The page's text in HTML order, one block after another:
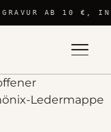
GRAVUR AB 10 €,